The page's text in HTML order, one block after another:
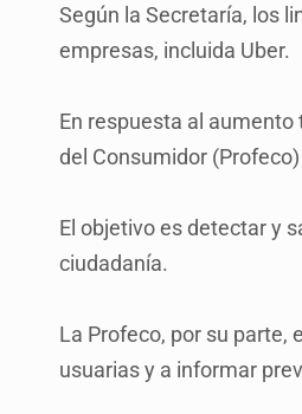
Según la Secretaría, los
empresas, incluida Uber.
En respuesta al
del Consumidor
El objetivo es detectar y
ciudadanía.
La Profeco, por su parte,
usuarias y a informar